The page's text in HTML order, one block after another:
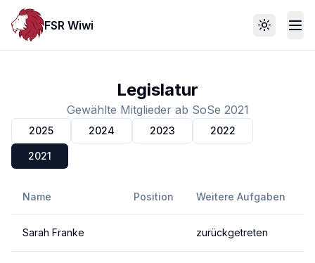
FSR Wiwi Toggle
Legislatur
Gewählte Mitglieder ab SoSe 2021
2025 2024 2023 2022
2021
Name Position Weitere Aufgaben
Sarah Franke zurückgetreten